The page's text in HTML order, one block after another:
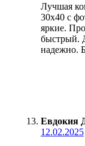
Лучшая
30х40 с
яркие.
быстрый.
надежно.
Евдокия
12.02.2025